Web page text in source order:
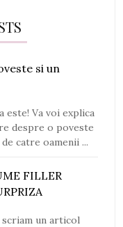
si un
este! Va voi explica
despre o poveste
catre oamenii ...
FILLER
scriam un articol